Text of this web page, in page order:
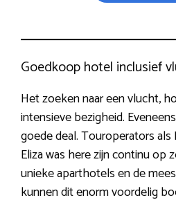
Goedkoop hotel inclusief
Het zoeken naar een vlucht,
intensieve bezigheid.
goede deal. Touroperators als
Eliza was here zijn continu op
unieke aparthotels en de
kunnen dit enorm voordelig